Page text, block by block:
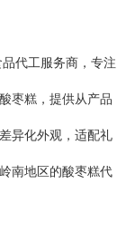
代工服务商，专注
枣糕，提供从产品
异化外观，适配礼
南地区的酸枣糕代